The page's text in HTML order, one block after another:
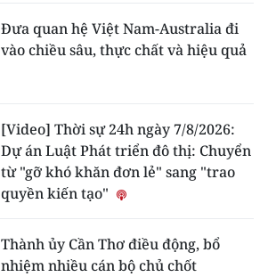
Đưa quan hệ Việt Nam-Australia đi
vào chiều sâu, thực chất và hiệu quả
[Video] Thời sự 24h ngày 7/8/2026:
Dự án Luật Phát triển đô thị: Chuyển
từ "gỡ khó khăn đơn lẻ" sang "trao
quyền kiến tạo"
Thành ủy Cần Thơ điều động, bổ
nhiệm nhiều cán bộ chủ chốt